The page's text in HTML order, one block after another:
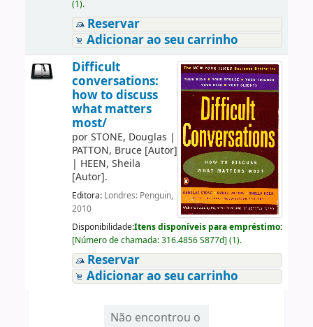
(1).
Reservar
Adicionar ao seu carrinho
Difficult
conversations:
how to discuss
what matters
most/
porSTONE, Douglas |
PATTON, Bruce[Autor]
| HEEN, Sheila
[Autor].
Editora: Londres: Penguin,
2010
Disponibilidade:Itens disponíveis para empréstimo:
[Número de chamada:316.4856 S877d] (1).
Reservar
Adicionar ao seu carrinho
Não encontrou o